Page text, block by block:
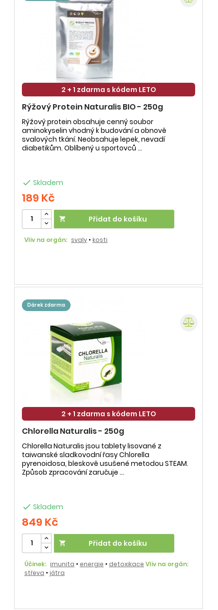
2 + 1 zdarma s kódem LETO
Rýžový Protein Naturalis BIO - 250g
Rýžový protein obsahuje cenný soubor
aminokyselin vhodný k budování a obnově
svalových tkání. Neobsahuje lepek, nevadí
diabetikům. Oblíbený u sportovců ...
 Skladem
189 Kč
 Přidat do košíku
Vliv na orgán: svaly • kosti
dárek zdarma
2 + 1 zdarma s kódem LETO
Chlorella Naturalis - 250g
Chlorella Naturalis jsou tablety lisované z
taiwanské sladkovodní řasy Chlorella
pyrenoidosa, bleskově usušené metodou STEAM.
Způsob zpracování zaručuje ...
 Skladem
849 Kč
 Přidat do košíku
Účinek: imunita • energie • detoxikace Vliv na orgán:
střeva • játra